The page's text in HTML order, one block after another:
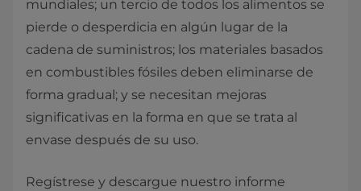
mundiales; un tercio de todos los alimentos se
pierde o desperdicia en algún lugar de la
cadena de suministros; los materiales basados
en combustibles fósiles deben eliminarse de
forma gradual; y se necesitan mejoras
significativas en la forma en que se trata al
envase después de su uso.
Regístrese y descargue nuestro informe